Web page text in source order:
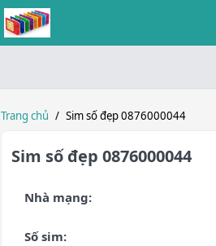
Trang chủ / Sim số đẹp 0876000044
Sim số đẹp 0876000044
Nhà mạng:
Số sim: